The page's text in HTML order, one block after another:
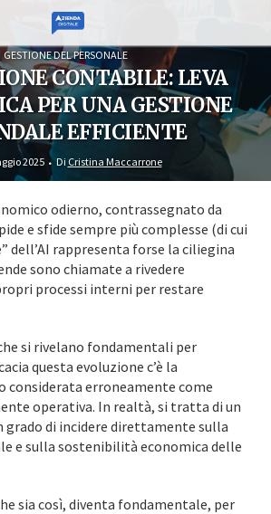
GESTIONE DEL PERSONALE
CONTABILE: LEVA
PER UNA GESTIONE
EFFICIENTE
2025 Di Cristina Maccarrone
odierno, contrassegnato da
e sfide sempre più complesse (di cui
dell’AI rappresenta forse la ciliegina
sono chiamate a rivedere
processi interni per restare
si rivelano fondamentali per
questa evoluzione c’è la
considerata erroneamente come
operativa. In realtà, si tratta di un
grado di incidere direttamente sulla
e sulla sostenibilità economica delle
sia così, diventa fondamentale, per